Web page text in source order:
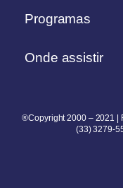
Programas
Onde assistir
®Copyright 2000 – 2021 |
(33) 3279-